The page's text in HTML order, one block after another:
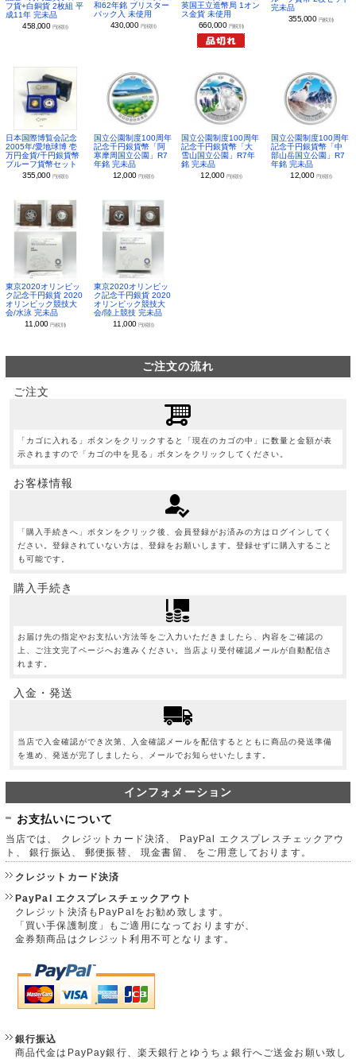
フ貨+白銅貨 2枚組 平
成11年 完未品
458,000 円(税別)
和62年銘 ブリスター
パック入 未使用
430,000 円(税別)
英国王立造幣局 1オン
ス金貨 未使用
660,000 円(税別)
完未品
355,000 円(税別)
日本国際博覧会記念
2005年/愛地球博 壱
万円金貨/千円銀貨幣
プルーフ貨幣セット
355,000 円(税別)
国立公園制度100周年
記念千円銀貨幣「阿
寒摩周国立公園」R7
年銘 完未品
12,000 円(税別)
国立公園制度100周年
記念千円銀貨幣「大
雪山国立公園」R7年
銘 完未品
12,000 円(税別)
国立公園制度100周年
記念千円銀貨幣「中
部山岳国立公園」R7
年銘 完未品
12,000 円(税別)
東京2020オリンピッ
ク記念千円銀貨 2020
オリンピック競技大
会/水泳 完未品
11,000円(税別)
東京2020オリンピッ
ク記念千円銀貨 2020
オリンピック競技大
会/陸上競技 完未品
11,000 円(税別)
ご注文の流れ
ご注文
「カゴに入れる」ボタンをクリックすると「現在のカゴの中」に数量と金額が表
示されますので「カゴの中を見る」ボタンをクリックしてください。
お客様情報
「購入手続きへ」ボタンをクリック後、会員登録がお済みの方はログインしてく
ださい。登録されていない方は、登録をお願いします。登録せずに購入すること
も可能です。
購入手続き
お届け先の指定やお支払い方法等をご入力いただきましたら、内容をご確認の
上、ご注文完了ページへお進みください。当店より受付確認メールが自動配信さ
れます。
入金・発送
当店で入金確認ができ次第、入金確認メールを配信するとともに商品の発送準備
を進め、発送が完了しましたら、メールでお知らせいたします。
インフォメーション
お支払いについて
当店では、 クレジットカード決済、 PayPal エクスプレスチェックアウ
ト、 銀行振込、 郵便振替、 現金書留、 をご用意しております。
クレジットカード決済
PayPal エクスプレスチェックアウト
クレジット決済もPayPalをお勧め致します。
「買い手保護制度」もご適用になっておりますが、
金券類商品はクレジット利用不可となります。
銀行振込
商品代金はPayPay銀行、楽天銀行とゆうちょ銀行へご送金お願い致し